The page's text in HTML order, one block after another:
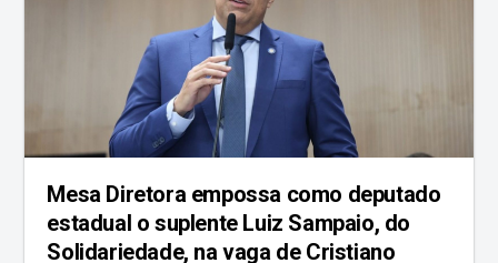
Mesa Diretora empossa como deputado
estadual o suplente Luiz Sampaio, do
Solidariedade, na vaga de Cristiano